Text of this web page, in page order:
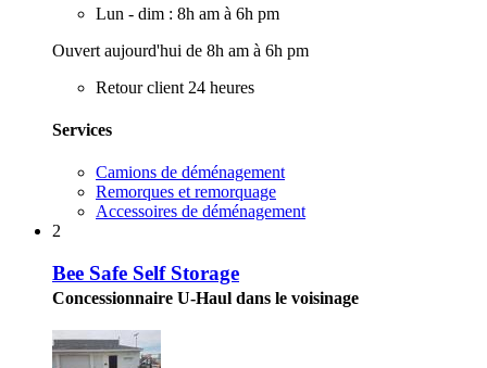
Lun - dim : 8h am à 6h pm
Ouvert aujourd'hui de 8h am à 6h pm
Retour client 24 heures
Services
Camions de déménagement
Remorques et remorquage
Accessoires de déménagement
2
Bee Safe Self Storage
Concessionnaire U-Haul dans le voisinage